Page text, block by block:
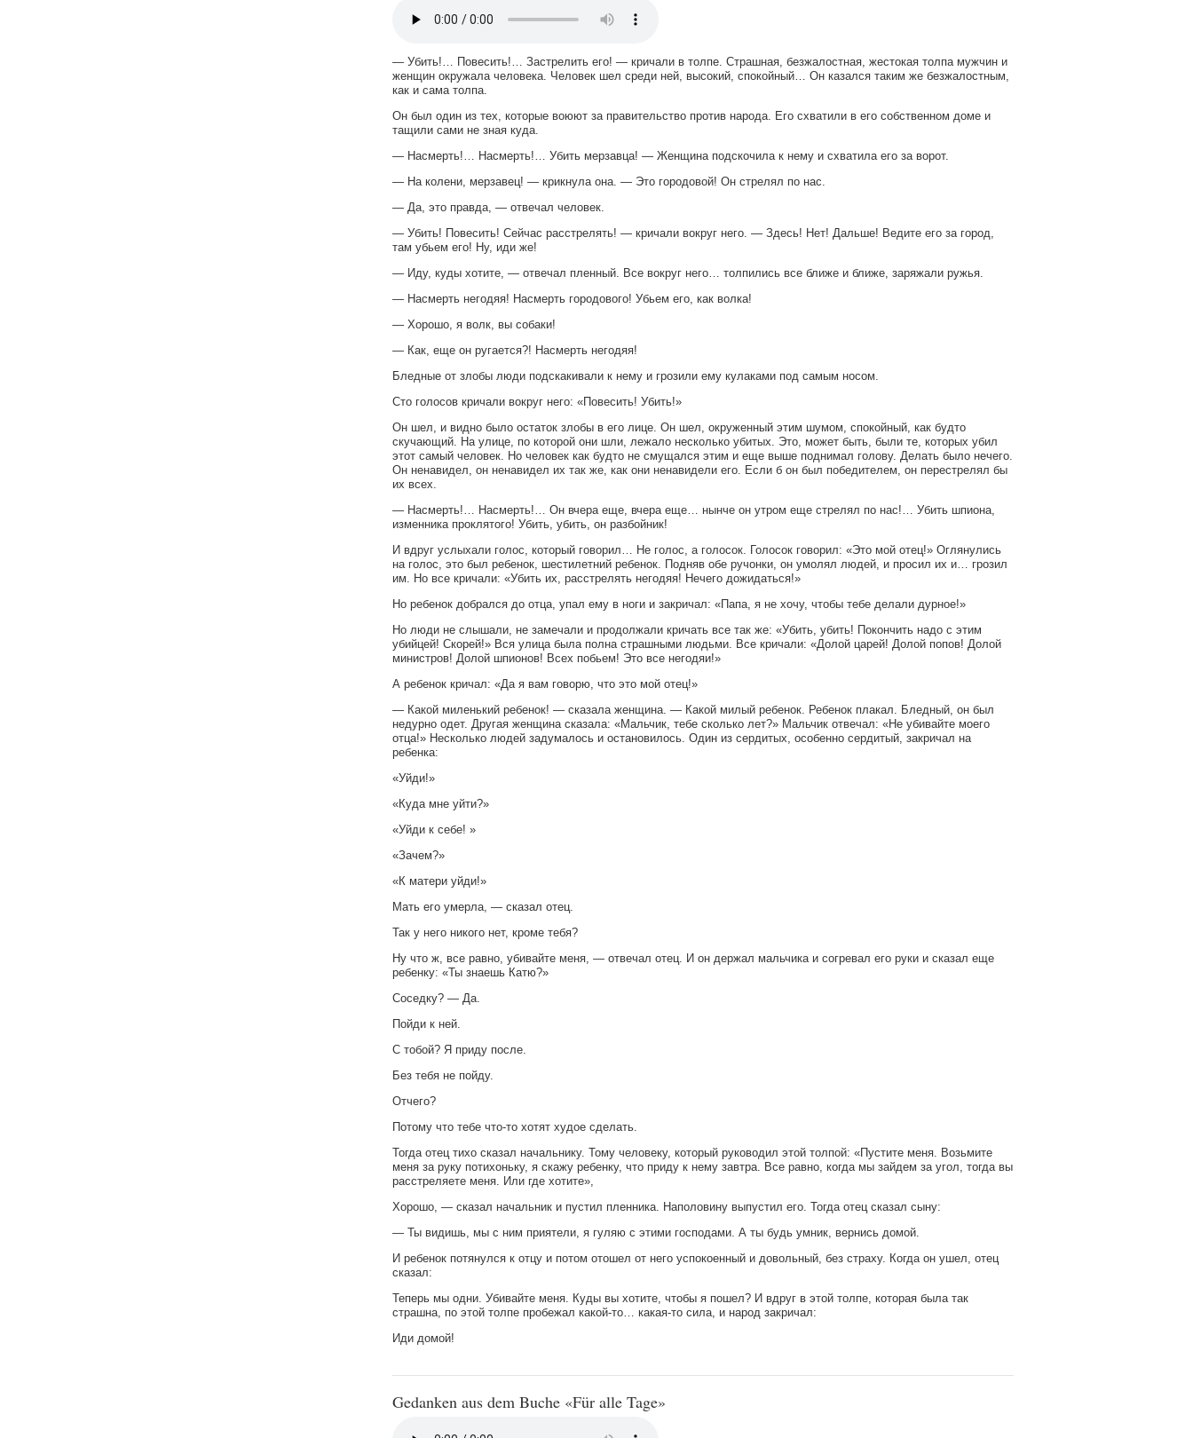
— Убить!… Повесить!… Застрелить его! — кричали в толпе. Страшная, безжалостная, жестокая толпа мужчин и
женщин окружала человека. Человек шел среди ней, высокий, спокойный… Он казался таким же безжалостным,
как и сама толпа.
Он был один из тех, которые воюют за правительство против народа. Его схватили в его собственном доме и
тащили сами не зная куда.
— Насмерть!… Насмерть!… Убить мерзавца! — Женщина подскочила к нему и схватила его за ворот.
— На колени, мерзавец! — крикнула она. — Это городовой! Он стрелял по нас.
— Да, это правда, — отвечал человек.
— Убить! Повесить! Сейчас расстрелять! — кричали вокруг него. — Здесь! Нет! Дальше! Ведите его за город,
там убьем его! Ну, иди же!
— Иду, куды хотите, — отвечал пленный. Все вокруг него… толпились все ближе и ближе, заряжали ружья.
— Насмерть негодяя! Насмерть городового! Убьем его, как волка!
— Хорошо, я волк, вы собаки!
— Как, еще он ругается?! Насмерть негодяя!
Бледные от злобы люди подскакивали к нему и грозили ему кулаками под самым носом.
Сто голосов кричали вокруг него: «Повесить! Убить!»
Он шел, и видно было остаток злобы в его лице. Он шел, окруженный этим шумом, спокойный, как будто
скучающий. На улице, по которой они шли, лежало несколько убитых. Это, может быть, были те, которых убил
этот самый человек. Но человек как будто не смущался этим и еще выше поднимал голову. Делать было нечего.
Он ненавидел, он ненавидел их так же, как они ненавидели его. Если б он был победителем, он перестрелял бы
их всех.
— Насмерть!… Насмерть!… Он вчера еще, вчера еще… нынче он утром еще стрелял по нас!… Убить шпиона,
изменника проклятого! Убить, убить, он разбойник!
И вдруг услыхали голос, который говорил… Не голос, а голосок. Голосок говорил: «Это мой отец!» Оглянулись
на голос, это был ребенок, шестилетний ребенок. Подняв обе ручонки, он умолял людей, и просил их и… грозил
им. Но все кричали: «Убить их, расстрелять негодяя! Нечего дожидаться!»
Но ребенок добрался до отца, упал ему в ноги и закричал: «Папа, я не хочу, чтобы тебе делали дурное!»
Но люди не слышали, не замечали и продолжали кричать все так же: «Убить, убить! Покончить надо с этим
убийцей! Скорей!» Вся улица была полна страшными людьми. Все кричали: «Долой царей! Долой попов! Долой
министров! Долой шпионов! Всех побьем! Это все негодяи!»
А ребенок кричал: «Да я вам говорю, что это мой отец!»
— Какой миленький ребенок! — сказала женщина. — Какой милый ребенок. Ребенок плакал. Бледный, он был
недурно одет. Другая женщина сказала: «Мальчик, тебе сколько лет?» Мальчик отвечал: «Не убивайте моего
отца!» Несколько людей задумалось и остановилось. Один из сердитых, особенно сердитый, закричал на
ребенка:
«Уйди!»
«Куда мне уйти?»
«Уйди к себе! »
«Зачем?»
«К матери уйди!»
Мать его умерла, — сказал отец.
Так у него никого нет, кроме тебя?
Ну что ж, все равно, убивайте меня, — отвечал отец. И он держал мальчика и согревал его руки и сказал еще
ребенку: «Ты знаешь Катю?»
Соседку? — Да.
Пойди к ней.
С тобой? Я приду после.
Без тебя не пойду.
Отчего?
Потому что тебе что-то хотят худое сделать.
Тогда отец тихо сказал начальнику. Тому человеку, который руководил этой толпой: «Пустите меня. Возьмите
меня за руку потихоньку, я скажу ребенку, что приду к нему завтра. Все равно, когда мы зайдем за угол, тогда вы
расстреляете меня. Или где хотите»,
Хорошо, — сказал начальник и пустил пленника. Наполовину выпустил его. Тогда отец сказал сыну:
— Ты видишь, мы с ним приятели, я гуляю с этими господами. А ты будь умник, вернись домой.
И ребенок потянулся к отцу и потом отошел от него успокоенный и довольный, без страху. Когда он ушел, отец
сказал:
Теперь мы одни. Убивайте меня. Куды вы хотите, чтобы я пошел? И вдруг в этой толпе, которая была так
страшна, по этой толпе пробежал какой-то… какая-то сила, и народ закричал:
Иди домой!
Gedanken aus dem Buche «Für alle Tage»